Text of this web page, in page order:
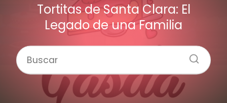
Tortitas de Santa Clara: El
Legado de una Familia